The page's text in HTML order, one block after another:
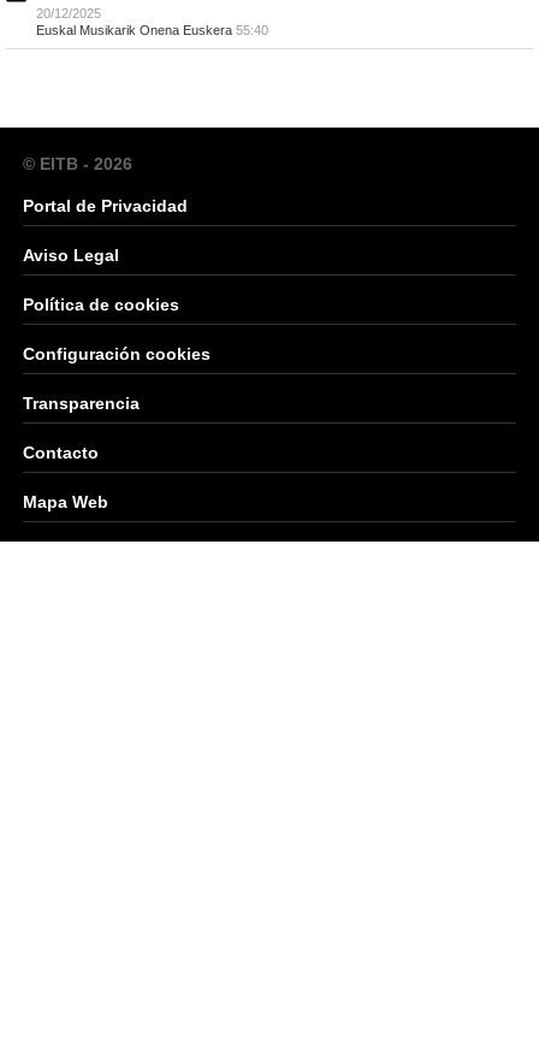
20/12/2025
Euskal Musikarik Onena Euskera 55:40
© EITB - 2026
Portal de Privacidad
Aviso Legal
Política de cookies
Configuración cookies
Transparencia
Contacto
Mapa Web